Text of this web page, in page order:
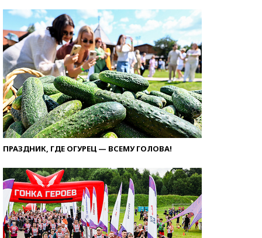
ПРАЗДНИК, ГДЕ ОГУРЕЦ — ВСЕМУ ГОЛОВА!